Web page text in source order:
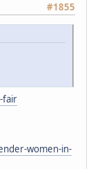
#1855
fair
women-in-